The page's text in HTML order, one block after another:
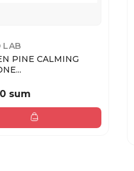
LAB
PINE CALMING
sum